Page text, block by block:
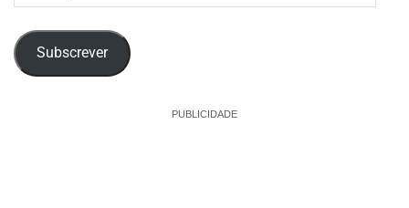
Subscrever
PUBLICIDADE